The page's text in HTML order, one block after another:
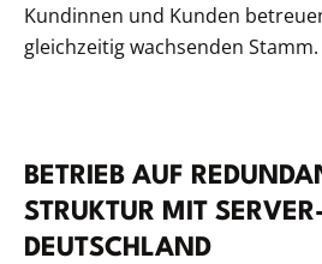
Kundinnen und Kunden
gleichzeitig wachsenden Stamm.
BETRIEB AUF
STRUK­TUR MIT
DEUTSCHLAND